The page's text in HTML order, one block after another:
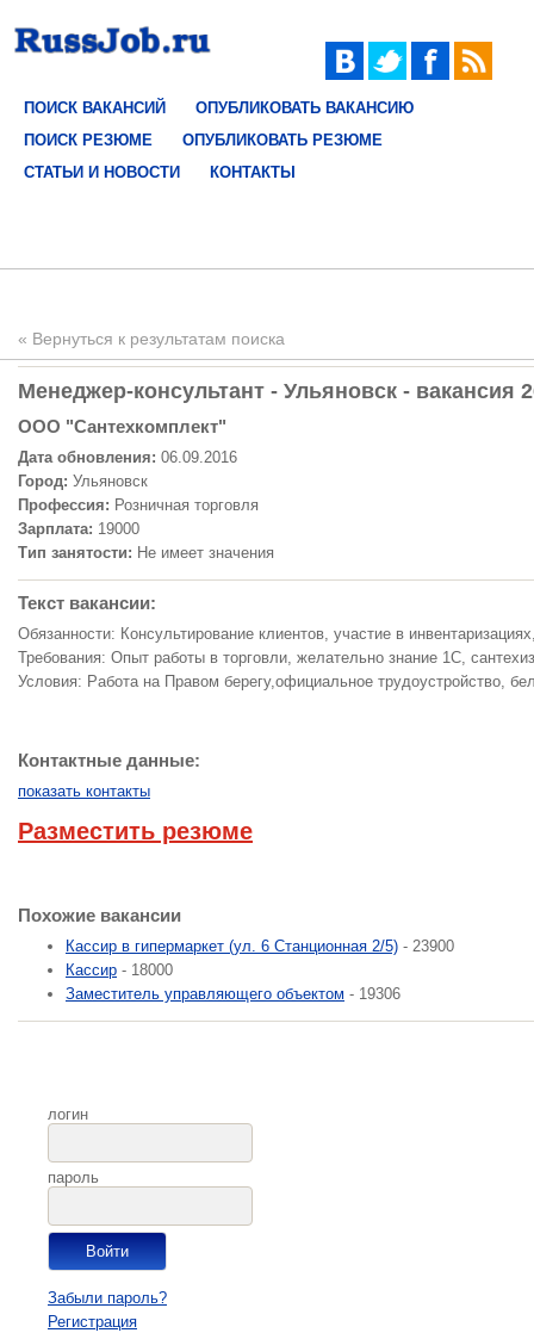
ПОИСК ВАКАНСИЙ
ОПУБЛИКОВАТЬ ВАКАНСИЮ
ПОИСК РЕЗЮМЕ
ОПУБЛИКОВАТЬ РЕЗЮМЕ
СТАТЬИ И НОВОСТИ
КОНТАКТЫ
« Вернуться к результатам поиска
Менеджер-консультант - Ульяновск - вакансия
ООО "Сантехкомплект"
Дата обновления: 06.09.2016
Город: Ульяновск
Профессия: Розничная торговля
Зарплата: 19000
Тип занятости: Не имеет значения
Текст вакансии:
Обязанности: Консультирование клиентов, участие в
Требования: Опыт работы в торговли, желательно знание 1С,
Условия: Работа на Правом берегу,официальное трудоустройство,
Контактные данные:
показать контакты
Разместить резюме
Похожие вакансии
Кассир в гипермаркет (ул. 6 Станционная 2/5) - 23900
Кассир - 18000
Заместитель управляющего объектом - 19306
логин
пароль
Забыли пароль?
Регистрация